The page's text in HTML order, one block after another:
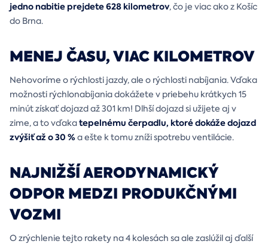
jedno nabitie prejdete 628 kilometrov, čo je viac ako z Košíc
do Brna.
MENEJ ČASU, VIAC KILOMETROV
Nehovoríme o rýchlosti jazdy, ale o rýchlosti nabíjania. Vďaka
možnosti rýchlonabíjania dokážete v priebehu krátkych 15
minút získať dojazd až 301 km! Dlhší dojazd si užijete aj v
zime, a to vďakatepelnému čerpadlu, ktoré dokáže dojazd
zvýšiť až o 30 %a ešte k tomu zníži spotrebu ventilácie.
NAJNIŽŠÍ AERODYNAMICKÝ
ODPOR MEDZI PRODUKČNÝMI
VOZMI
O zrýchlenie tejto rakety na 4 kolesách sa ale zaslúžil aj ďalší